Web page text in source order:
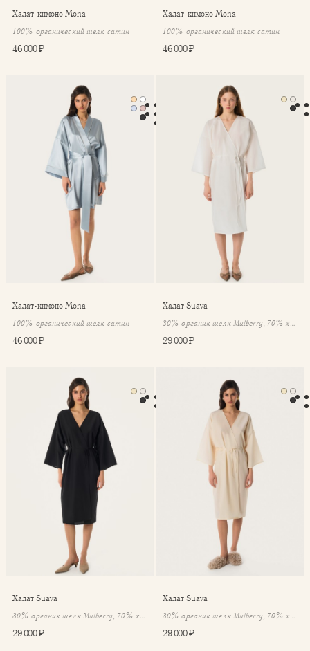
Халат-кимоно Mona
100% органический шелк сатин
46 000 ₽
Халат-кимоно Mona
100% органический шелк сатин
46 000 ₽
Халат-кимоно Mona
Халат-кимоно Mona
100% органический шелк сатин
46 000 ₽
Халат Suava
Халат Suava
30% органик шелк Mulberry, 70% хлопок
29 000 ₽
Халат Suava
Халат Suava
30% органик шелк Mulberry, 70% хлопок
29 000 ₽
Халат Suava
Халат Suava
30% органик шелк Mulberry, 70% хлопок
29 000 ₽